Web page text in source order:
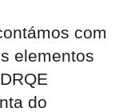
com
elementos
do